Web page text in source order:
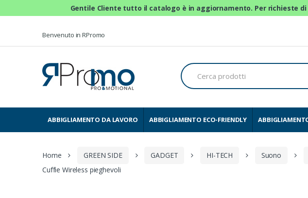
Gentile Cliente tutto il catalogo è in aggiornamento. Per richieste
Benvenuto in RPromo
C
e
r
p
e
ABBIGLIAMENTO DA LAVORO ABBIGLIAMENTO ECO-FRIENDLY
Home GREEN SIDE GADGET HI-TECH Suono
Cuffie Wireless pieghevoli